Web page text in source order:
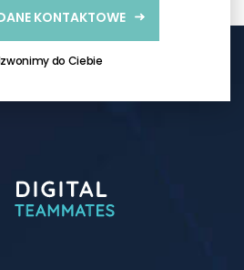
KONTAKTOWE
do Ciebie